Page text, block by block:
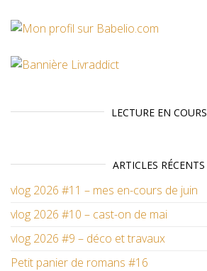
LECTURE EN COURS
ARTICLES RÉCENTS
vlog 2026 #11 – mes en-cours de juin
vlog 2026 #10 – cast-on de mai
vlog 2026 #9 – déco et travaux
Petit panier de romans #16